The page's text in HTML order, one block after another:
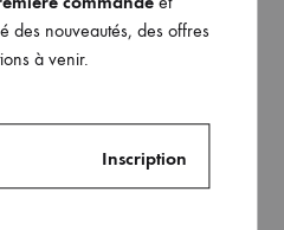
Ménard
des nouveautés, des offres
à venir.